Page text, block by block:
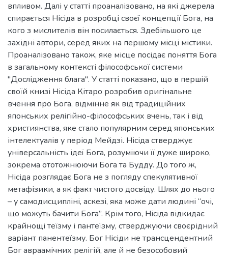
впливом. Далі у статті проаналізовано, на які джерела
спирається Нісіда в розробці своєї концепції Бога, на
кого з мислителів він посилається. Здебільшого це
західні автори, серед яких на першому місці містики.
Проаналізовано також, яке місце посідає поняття Бога
в загальному контексті філософської системи
"Дослідження блага". У статті показано, що в першій
своїй книзі Нісіда Кітаро розробив оригінальне
вчення про Бога, відмінне як від традиційних
японських релігійно-філософських вчень, так і від
християнства, яке стало популярним серед японських
інтелектуалів у період Мейдзі. Нісіда стверджує
універсальність ідеї Бога, розуміючи її дуже широко,
зокрема ототожнюючи Бога та Будду. До того ж,
Нісіда розглядає Бога не з погляду спекулятивної
метафізики, а як факт чистого досвіду. Шлях до нього
– у самодисципліні, аскезі, яка може дати людині “очі,
що можуть бачити Бога”. Крім того, Нісіда відкидає
крайнощі теїзму і пантеїзму, стверджуючи своєрідний
варіант панентеїзму. Бог Нісіди не трансцендентний
Бог авраамічних релігій, але й не безособовий